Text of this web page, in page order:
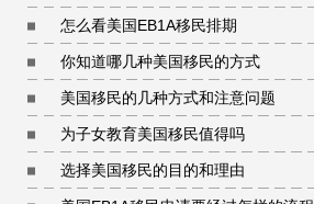
怎么看美国EB1A移民排期
你知道哪几种美国移民的方式
美国移民的几种方式和注意问题
为子女教育美国移民值得吗
选择美国移民的目的和理由